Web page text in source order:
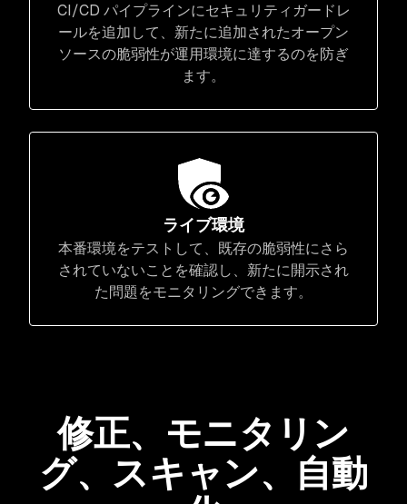
CI/CD パイプラインにセキュリティガードレ
ールを追加して、新たに追加されたオープン
ソースの脆弱性が運用環境に達するのを防ぎ
ます。
ライブ環境
本番環境をテストして、既存の脆弱性にさら
されていないことを確認し、新たに開示され
た問題をモニタリングできます。
修正、モニタリン
グ、スキャン、自動